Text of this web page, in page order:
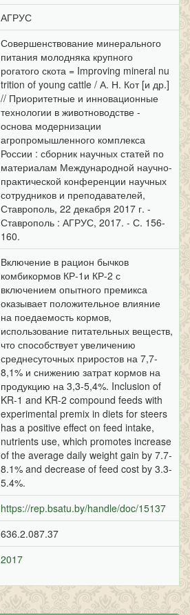
АГРУС
Совершенствование минерального
питания молодняка крупного
рогатого скота = Improving mineral nu
trition of young cattle / А. Н. Кот [и др.]
// Приоритетные и инновационные
технологии в животноводстве -
основа модернизации
агропромышленного комплекса
России : сборник научных статей по
материалам Международной научно-
практической конференции научных
сотрудников и преподавателей,
Ставрополь, 22 декабря 2017 г. -
Ставрополь : АГРУС, 2017. - С. 156-
160.
Включение в рацион бычков
комбикормов КР-1и КР-2 с
включением опытного премикса
оказывает положительное влияние
на поедаемость кормов,
использование питательных веществ,
что способствует увеличению
среднесуточных приростов на 7,7-
8,1% и снижению затрат кормов на
продукцию на 3,3-5,4%. Inclusion of
KR-1 and KR-2 compound feeds with
experimental premix in diets for steers
has a positive effect on feed intake,
nutrients use, which promotes increase
of the average daily weight gain by 7.7-
8.1% and decrease of feed cost by 3.3-
5.4%.
https://rep.bsatu.by/handle/doc/15137
636.2.087.37
2017